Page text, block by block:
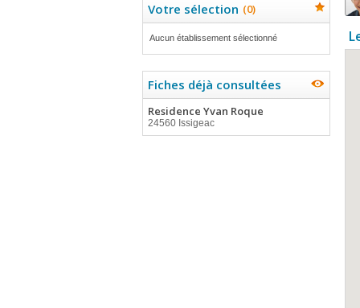
Votre sélection (0)
Aucun établissement sélectionné
Fiches déjà consultées
Residence Yvan Roque
24560 Issigeac